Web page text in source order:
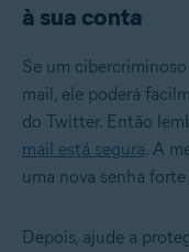
à sua conta
Se um
mail, ele poderá
do Twitter. Então
mail está segura. A
uma nova senha
Depois, ajude a